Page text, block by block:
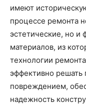
имеют
процессе ремонта
эстетические, но и
материалов, из
технологии
эффективно решать
повреждением,
надежность